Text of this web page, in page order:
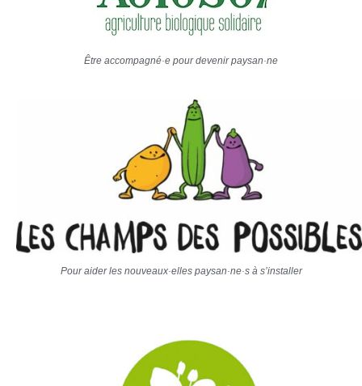
Être accompagné·e pour devenir paysan·ne
Pour aider les nouveaux·elles paysan·ne·s à s’installer